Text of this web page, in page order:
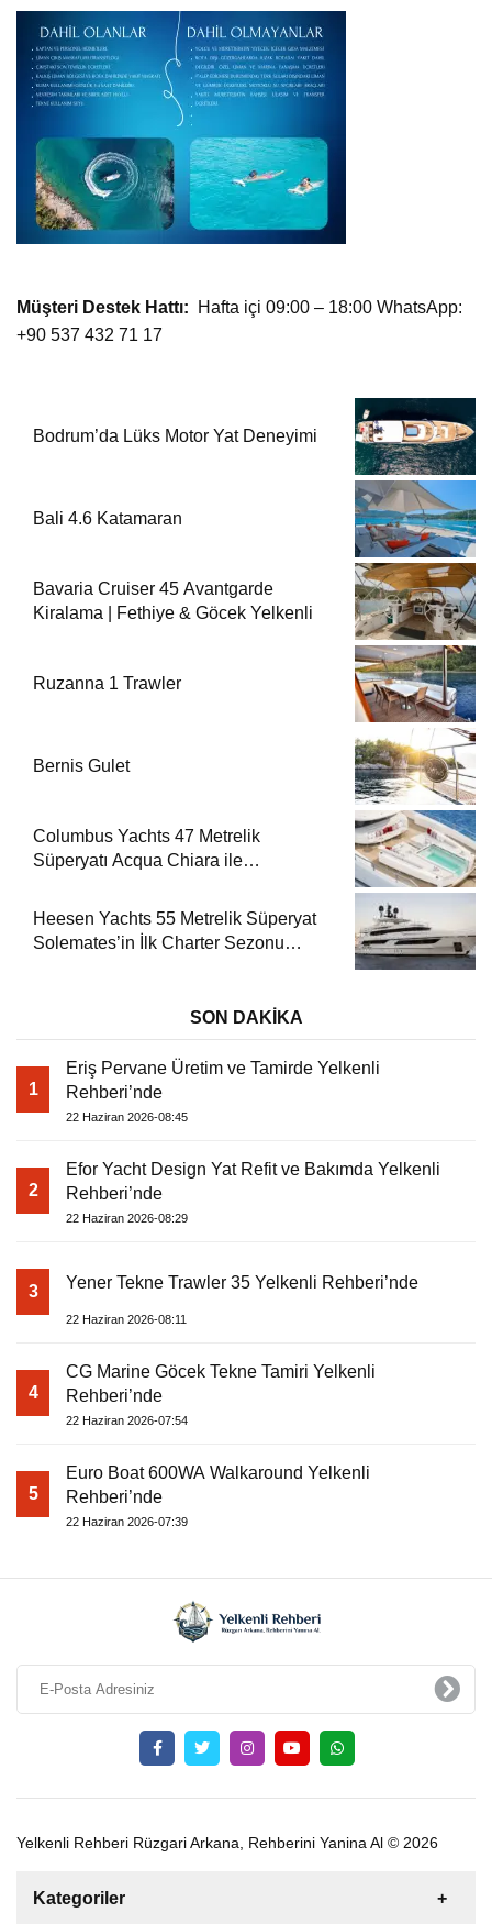
Müşteri Destek Hattı: Hafta içi 09:00 – 18:00 WhatsApp:
+90 537 432 71 17
Bodrum’da Lüks Motor Yat Deneyimi
Bali 4.6 Katamaran
Bavaria Cruiser 45 Avantgarde
Kiralama | Fethiye & Göcek Yelkenli
Ruzanna 1 Trawler
Bernis Gulet
Columbus Yachts 47 Metrelik
Süperyatı Acqua Chiara ile
Heesen Yachts 55 Metrelik Süperyat
Solemates’in İlk Charter Sezonu
SON DAKİKA
1
Eriş Pervane Üretim ve Tamirde Yelkenli
Rehberi’nde
22 Haziran 2026-08:45
2
Efor Yacht Design Yat Refit ve Bakımda Yelkenli
Rehberi’nde
22 Haziran 2026-08:29
3 Yener Tekne Trawler 35 Yelkenli Rehberi’nde
22 Haziran 2026-08:11
4
CG Marine Göcek Tekne Tamiri Yelkenli
Rehberi’nde
22 Haziran 2026-07:54
5
Euro Boat 600WA Walkaround Yelkenli
Rehberi’nde
22 Haziran 2026-07:39
Yelkenli Rehberi Rüzgari Arkana, Rehberini Yanina Al © 2026
Kategoriler